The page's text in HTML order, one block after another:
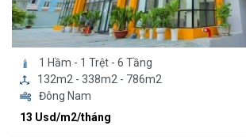
1 Hầm - 1 Trệt - 6 Tầng
132m2 - 338m2 - 786m2
Đông Nam
13 Usd/m2/tháng